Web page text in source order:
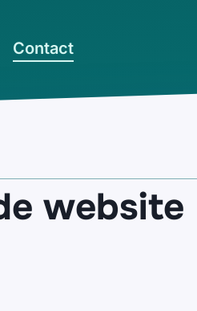
Contact
website